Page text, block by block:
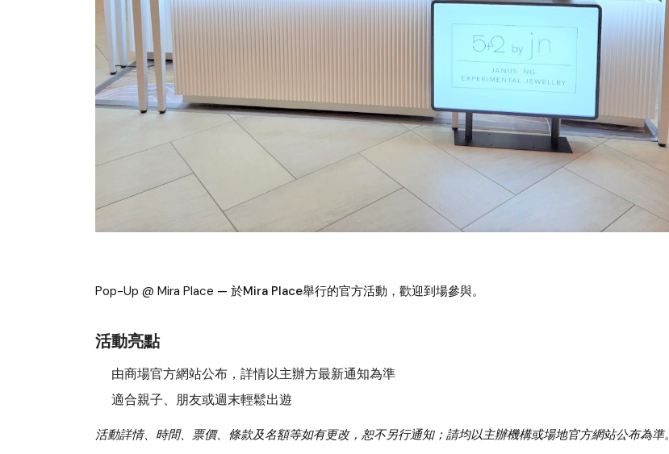
Pop-Up @ Mira Place — 於Mira Place舉行的官方活動，歡迎到場參與。
活動亮點
由商場官方網站公布，詳情以主辦方最新通知為準
適合親子、朋友或週末輕鬆出遊
活動詳情、時間、票價、條款及名額等如有更改，恕不另行通知；請均以主辦機構或場地官方網站公布為準。